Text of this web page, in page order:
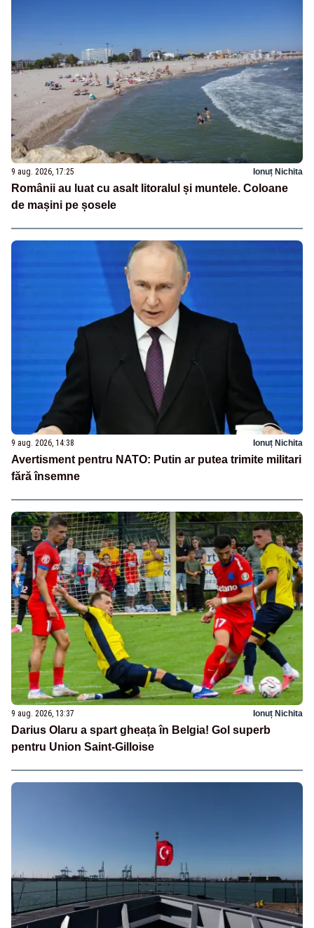
9 aug. 2026, 17:25 Ionuț Nichita
Românii au luat cu asalt litoralul și muntele. Coloane
de mașini pe șosele
9 aug. 2026, 14:38 Ionuț Nichita
Avertisment pentru NATO: Putin ar putea trimite militari
fără însemne
9 aug. 2026, 13:37 Ionuț Nichita
Darius Olaru a spart gheața în Belgia! Gol superb
pentru Union Saint-Gilloise